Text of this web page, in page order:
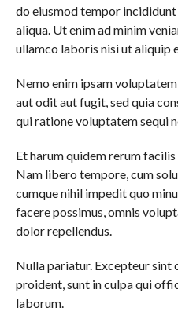
do eiusmod tempor
aliqua. Ut enim ad minim
ullamco laboris nisi ut aliquip
Nemo enim ipsam
aut odit aut fugit, sed quia
qui ratione voluptatem sequi
Et harum quidem rerum
Nam libero tempore, cum
cumque nihil impedit quo
facere possimus, omnis
dolor repellendus.
Nulla pariatur. Excepteur sint
proident, sunt in culpa qui
laborum.